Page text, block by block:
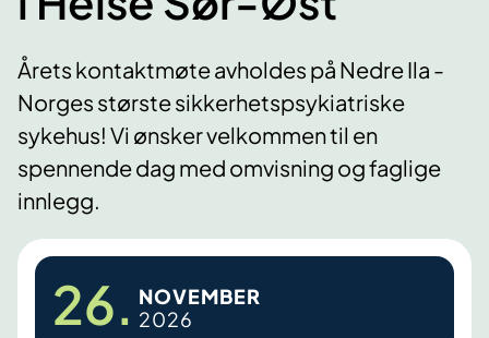
Årets kontaktmøte avholdes på Nedre Ila -
Norges største sikkerhetspsykiatriske
sykehus! Vi ønsker velkommen til en
spennende dag med omvisning og faglige
innlegg.
26. NOVEMBER
2026